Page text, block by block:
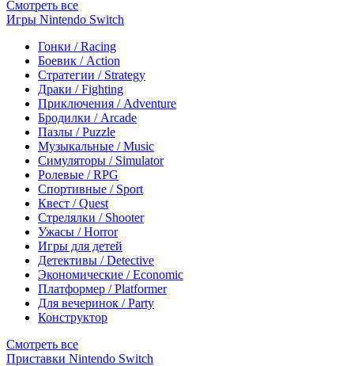
Смотреть все
Игры Nintendo Switch
Гонки / Racing
Боевик / Action
Стратегии / Strategy
Драки / Fighting
Приключения / Adventure
Бродилки / Arcade
Пазлы / Puzzle
Музыкальные / Music
Симуляторы / Simulator
Ролевые / RPG
Спортивные / Sport
Квест / Quest
Стрелялки / Shooter
Ужасы / Horror
Игры для детей
Детективы / Detective
Экономические / Economic
Платформер / Platformer
Для вечеринок / Party
Конструктор
Смотреть все
Приставки Nintendo Switch